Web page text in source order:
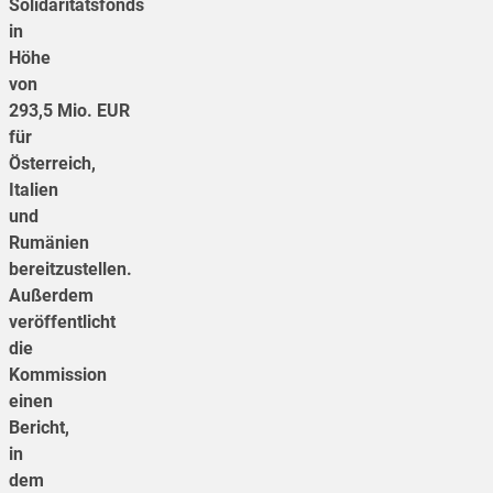
Solidaritätsfonds
in
Höhe
von
293,5 Mio. EUR
für
Österreich,
Italien
und
Rumänien
bereitzustellen.
Außerdem
veröffentlicht
die
Kommission
einen
Bericht,
in
dem